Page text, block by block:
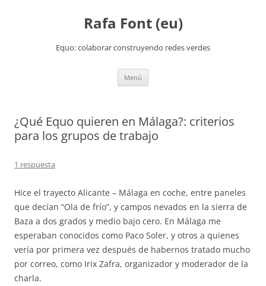
Rafa Font (eu)
Equo: colaborar construyendo redes verdes
Menú
¿Qué Equo quieren en Málaga?: criterios
para los grupos de trabajo
1 respuesta
Hice el trayecto Alicante – Málaga en coche, entre paneles
que decían “Ola de frío”, y campos nevados en la sierra de
Baza a dos grados y medio bajo cero. En Málaga me
esperaban conocidos como Paco Soler, y otros a quienes
vería por primera vez después de habernos tratado mucho
por correo, como Irix Zafra, organizador y moderador de la
charla.